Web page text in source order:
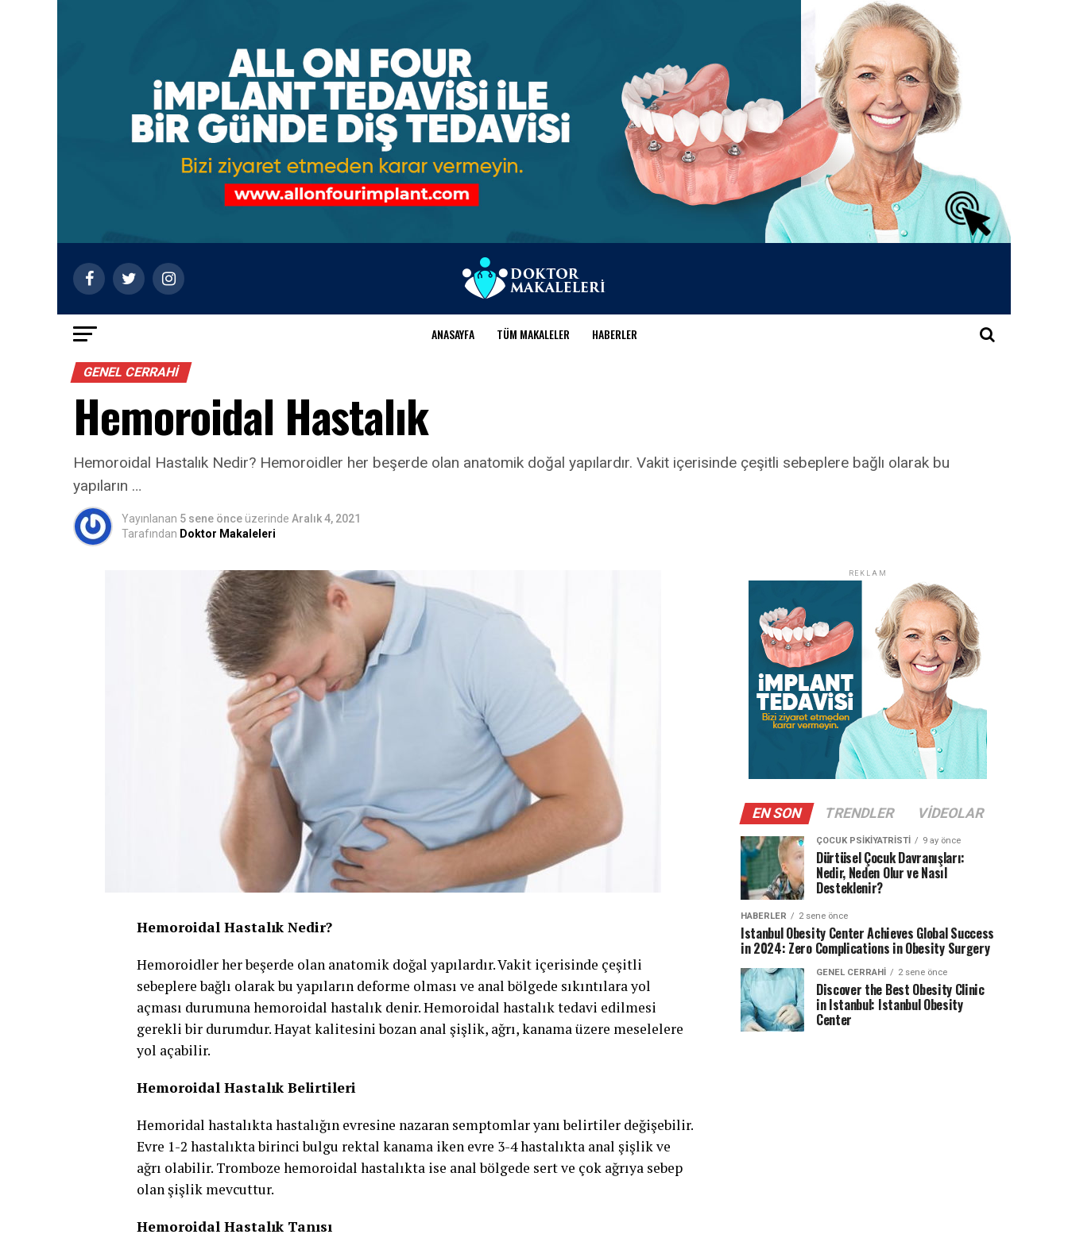
ANASAYFA TÜM MAKALELER HABERLER
GENEL CERRAHI
Hemoroidal Hastalık
Hemoroidal Hastalık Nedir? Hemoroidler her beşerde olan anatomik doğal yapılardır. Vakit içerisinde çeşitli sebeplere bağlı olarak bu
yapıların …
Yayınlanan 5 sene önce üzerinde Aralık 4, 2021
Tarafından Doktor Makaleleri
Hemoroidal Hastalık Nedir?
Hemoroidler her beşerde olan anatomik doğal yapılardır. Vakit içerisinde çeşitli
sebeplere bağlı olarak bu yapıların deforme olması ve anal bölgede sıkıntılara yol
açması durumuna hemoroidal hastalık denir. Hemoroidal hastalık tedavi edilmesi
gerekli bir durumdur. Hayat kalitesini bozan anal şişlik, ağrı, kanama üzere meselelere
yol açabilir.
Hemoroidal Hastalık Belirtileri
Hemoridal hastalıkta hastalığın evresine nazaran semptomlar yanı belirtiler değişebilir.
Evre 1-2 hastalıkta birinci bulgu rektal kanama iken evre 3-4 hastalıkta anal şişlik ve
ağrı olabilir. Tromboze hemoroidal hastalıkta ise anal bölgede sert ve çok ağrıya sebep
olan şişlik mevcuttur.
Hemoroidal Hastalık Tanısı
REKLAM
EN SON TRENDLER VIDEOLAR
ÇOCUK PSIKIYATRISTI 9 ay önce
Dürtüsel Çocuk Davranışları:
Nedir, Neden Olur ve Nasıl
Desteklenir?
HABERLER 2 sene önce
Istanbul Obesity Center Achieves Global Success
in 2024: Zero Complications in Obesity Surgery
GENEL CERRAHI 2 sene önce
Discover the Best Obesity Clinic
in Istanbul: Istanbul Obesity
Center